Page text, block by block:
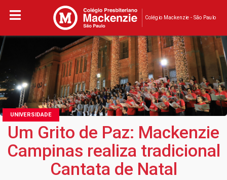
Colégio Mackenzie - São Paulo
UNIVERSIDADE
Um Grito de Paz: Mackenzie
Campinas realiza tradicional
Cantata de Natal